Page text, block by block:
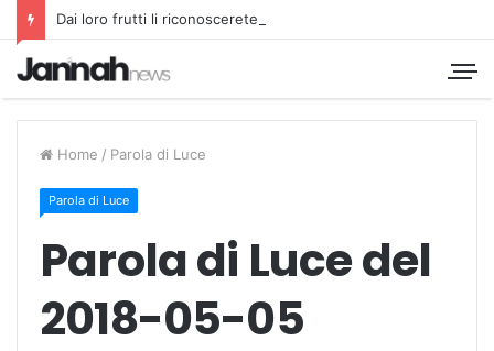
Dai loro frutti li riconoscerete
Home / Parola di Luce
Parola di Luce
Parola di Luce del
2018-05-05